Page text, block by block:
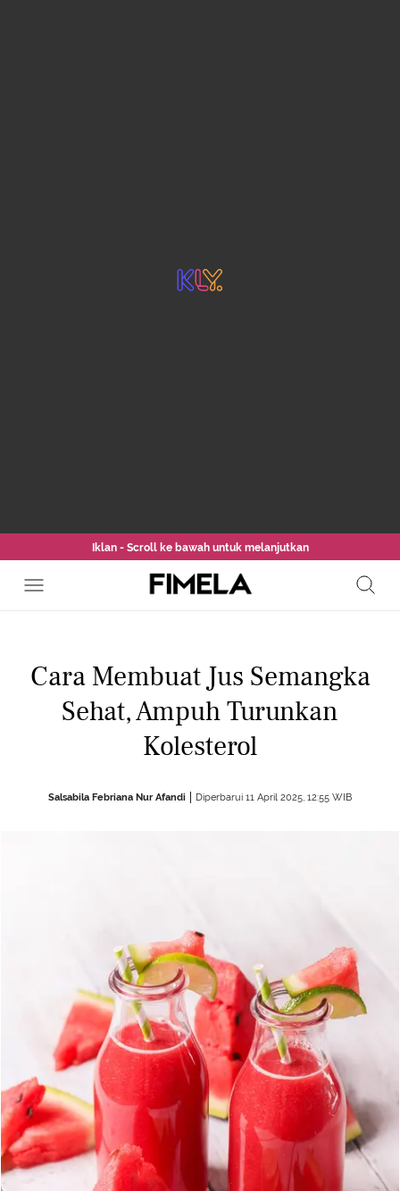
Iklan - Scroll ke bawah untuk melanjutkan
Cara Membuat Jus Semangka
Sehat, Ampuh Turunkan
Kolesterol
Salsabila Febriana Nur Afandi Diperbarui 11 April 2025, 12:55 WIB